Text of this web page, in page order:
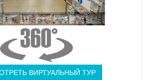
ВИРТУАЛЬНЫЙ ТУР